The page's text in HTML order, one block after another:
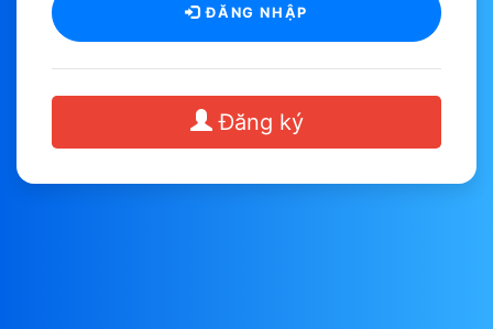
ĐĂNG NHẬP
Đăng ký